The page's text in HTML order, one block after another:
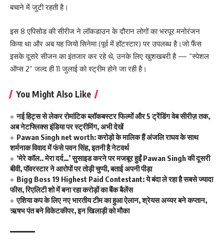
बचाने में जुटी रहती है।
इस 8 एपिसोड की सीरीज ने लॉकडाउन के दौरान लोगों का भरपूर मनोरंजन
किया था और अब यह जियो सिनेमा (पूर्व में हॉटस्टार) पर उपलब्ध है।जो फैंस
इसके दूसरे सीजन का इंतजार कर रहे थे, उनके लिए खुशखबरी है — “स्पेशल
ऑप्स 2” जल्द ही 11 जुलाई को स्ट्रीम होने जा रही है।
You Might Also Like
नई हिट्स से लेकर रोमांटिक ब्लॉकबस्टर फिल्मों और 5 ट्रेंडिंग वेब सीरीज़ तक,
अब नेटफ्लिक्स इंडिया पर स्ट्रीमिंग, अभी देखें
Pawan Singh net worth: करोड़ो के मालिक हैं अंजलि राघव के साथ
शर्मनाक विवाद में फंसे पवन सिंह, इतनी है नेटवर्थ
‘मेरे कॉल.. मेरा दर्द…’ सुसाइड करने पर मजबूर हुईं Pawan Singh की दूसरी
बीवी, पॉवरस्टार ने आरोपों पर तोड़ी चुप्पी, बताई अपनी पीड़ा
Bigg Boss 19 Highest Paid Contestant: ये बंदा ले रहा है सबसे ज्यादा
फीस, रिएलिटी शो में बना रहा करोड़ों का बैंक बैलेंस
एशिया कप के लिए नए भारतीय टीम का हुआ ऐलान, श्रेयस अय्यर बने कप्तान,
ऋषभ पंत बने विकेटकीपर, इन खिलाड़ी को मौका